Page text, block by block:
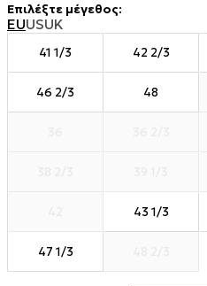
Επιλέξτε μέγεθος:
EUUSUK
41 1/3 42 2/3
46 2/3 48
43 1/3
47 1/3